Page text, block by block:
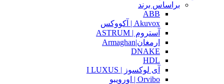
براساس برند
ABB
Akuvox | آکووکس
آستروم | ASTRUM
ارمغان|Armaghan
DNAKE
HDL
آی لوکسوز | I LUXUS
Orvibo | اورویبو